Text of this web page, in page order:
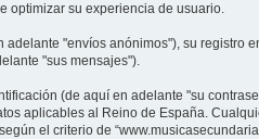
optimizar su experiencia de usuario.
"envíos anónimos"), su registro
"sus mensajes").
(de aquí en adelante "su
aplicables al Reino de España.
el criterio de